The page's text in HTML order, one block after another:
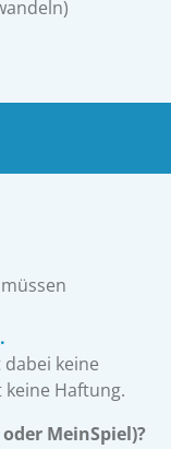
dabei keine
Haftung.
MeinSpiel)?